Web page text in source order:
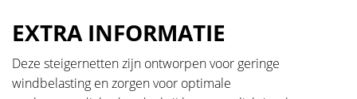
EXTRA INFORMATIE
Deze steigernetten zijn ontworpen voor geringe
windbelasting en zorgen voor optimale